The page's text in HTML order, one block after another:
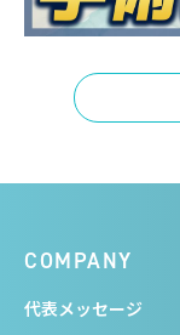
COMPANY
代表メッセージ